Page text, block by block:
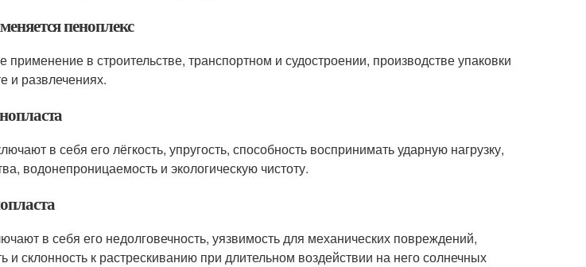
пеноплекс
в строительстве, транспортном и судостроении, производстве упаковки
и развлечениях.
в себя его лёгкость, упругость, способность воспринимать ударную нагрузку,
водонепроницаемость и экологическую чистоту.
в себя его недолговечность, уязвимость для механических повреждений,
и склонность к растрескиванию при длительном воздействии на него солнечных